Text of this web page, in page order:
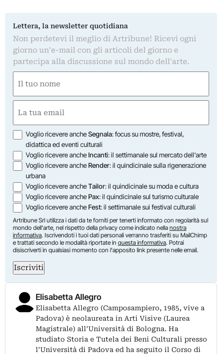
Lettera, la newsletter quotidiana
Non perdetevi il meglio di Artribune! Ricevi ogni
giorno un'e-mail con gli articoli del giorno e
partecipa alla discussione sul mondo dell'arte.
(Obbligatorio)
Nome
(Obbligatorio)
Opzioni
Voglio ricevere ancheSegnala: focus su mostre, festival,
didattica ed eventi culturali
Voglio ricevere ancheIncanti: il settimanale sul mercato dell'arte
Voglio ricevere ancheRender: il quindicinale sulla rigenerazione
urbana
Voglio ricevere ancheTailor: il quindicinale su moda e cultura
Voglio ricevere anchePax: il quindicinale sul turismo culturale
Voglio ricevere ancheFest: il settimanale sui festival culturali
Artribune Srl utilizza i dati da te forniti per tenerti informato con regolarità sul
mondo dell'arte, nel rispetto della privacy come indicato nella nostra
informativa. Iscrivendoti i tuoi dati personali verranno trasferiti su MailChimp
e trattati secondo le modalità riportate in questa informativa. Potrai
disiscriverti in qualsiasi momento con l'apposito link presente nelle email.
Iscriviti
Elisabetta Allegro
Elisabetta Allegro (Camposampiero, 1985, vive a
Padova) è neolaureata in Arti Visive (Laurea
Magistrale) all’Università di Bologna. Ha
studiato Storia e Tutela dei Beni Culturali presso
l’Università di Padova ed ha seguito il Corso di